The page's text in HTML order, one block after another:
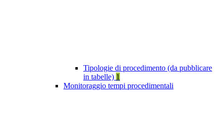
Tipologie di procedimento (da pubblicare
in tabelle) 1
Monitoraggio tempi procedimentali